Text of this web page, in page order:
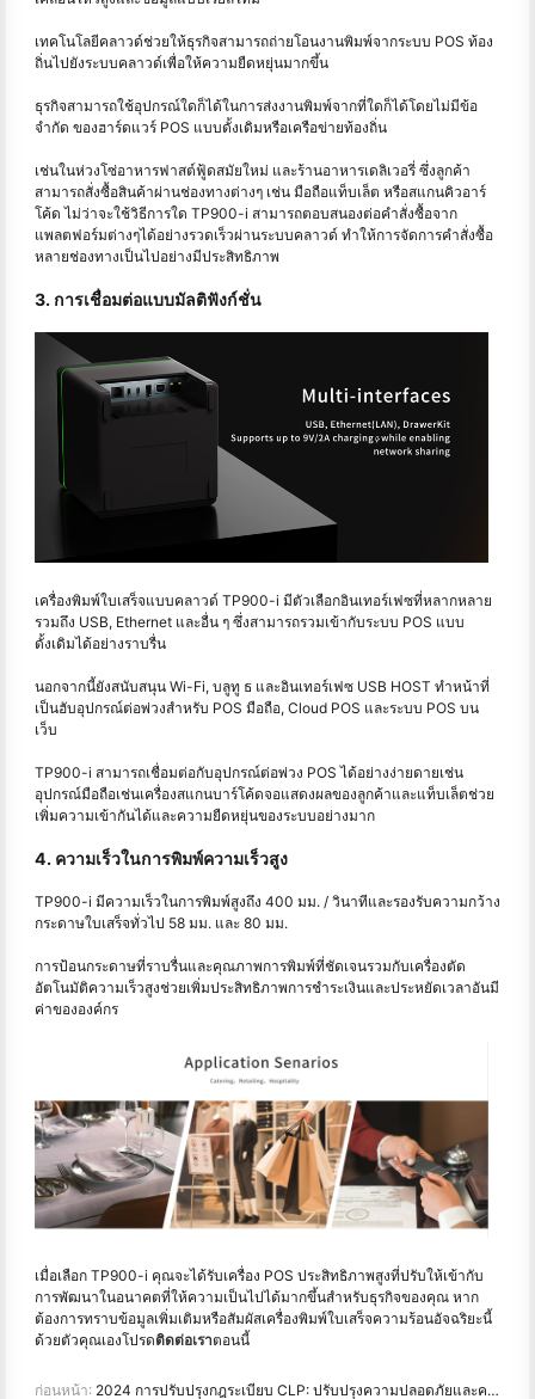
เทคโนโลยีคลาวด์ช่วยให้ธุรกิจสามารถถ่ายโอนงานพิมพ์จากระบบ POS ท้อง
ถิ่นไปยังระบบคลาวด์เพื่อให้ความยืดหยุ่นมากขึ้น
ธุรกิจสามารถใช้อุปกรณ์ใดก็ได้ในการส่งงานพิมพ์จากที่ใดก็ได้โดยไม่มีข้อ
จำกัด ของฮาร์ดแวร์ POS แบบดั้งเดิมหรือเครือข่ายท้องถิ่น
เช่นในห่วงโซ่อาหารฟาสต์ฟู้ดสมัยใหม่ และร้านอาหารเดลิเวอรี่ ซึ่งลูกค้า
สามารถสั่งซื้อสินค้าผ่านช่องทางต่างๆ เช่น มือถือแท็บเล็ต หรือสแกนคิวอาร์
โค้ด ไม่ว่าจะใช้วิธีการใด TP900-i สามารถตอบสนองต่อคำสั่งซื้อจาก
แพลตฟอร์มต่างๆได้อย่างรวดเร็วผ่านระบบคลาวด์ ทำให้การจัดการคำสั่งซื้อ
หลายช่องทางเป็นไปอย่างมีประสิทธิภาพ
3. การเชื่อมต่อแบบมัลติฟังก์ชั่น
เครื่องพิมพ์ใบเสร็จแบบคลาวด์ TP900-i มีตัวเลือกอินเทอร์เฟซที่หลากหลาย
รวมถึง USB, Ethernet และอื่น ๆ ซึ่งสามารถรวมเข้ากับระบบ POS แบบ
ดั้งเดิมได้อย่างราบรื่น
นอกจากนี้ยังสนับสนุน Wi-Fi, บลูทู ธ และอินเทอร์เฟซ USB HOST ทำหน้าที่
เป็นฮับอุปกรณ์ต่อพ่วงสำหรับ POS มือถือ, Cloud POS และระบบ POS บน
เว็บ
TP900-i สามารถเชื่อมต่อกับอุปกรณ์ต่อพ่วง POS ได้อย่างง่ายดายเช่น
อุปกรณ์มือถือเช่นเครื่องสแกนบาร์โค้ดจอแสดงผลของลูกค้าและแท็บเล็ตช่วย
เพิ่มความเข้ากันได้และความยืดหยุ่นของระบบอย่างมาก
4. ความเร็วในการพิมพ์ความเร็วสูง
TP900-i มีความเร็วในการพิมพ์สูงถึง 400 มม. / วินาทีและรองรับความกว้าง
กระดาษใบเสร็จทั่วไป 58 มม. และ 80 มม.
การป้อนกระดาษที่ราบรื่นและคุณภาพการพิมพ์ที่ชัดเจนรวมกับเครื่องตัด
อัตโนมัติความเร็วสูงช่วยเพิ่มประสิทธิภาพการชำระเงินและประหยัดเวลาอันมี
ค่าขององค์กร
เมื่อเลือก TP900-i คุณจะได้รับเครื่อง POS ประสิทธิภาพสูงที่ปรับให้เข้ากับ
การพัฒนาในอนาคตที่ให้ความเป็นไปได้มากขึ้นสำหรับธุรกิจของคุณ หาก
ต้องการทราบข้อมูลเพิ่มเติมหรือสัมผัสเครื่องพิมพ์ใบเสร็จความร้อนอัจฉริยะนี้
ด้วยตัวคุณเองโปรดติดต่อเราตอนนี้
ก่อนหน้า: 2024 การปรับปรุงกฎระเบียบ CLP: ปรับปรุงความปลอดภัยและความสามารถในการอ่านฉลากสารเคมี